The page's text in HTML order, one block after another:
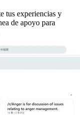
tus experiencias y
de apoyo para